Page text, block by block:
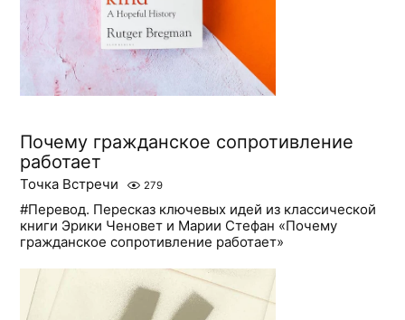
Почему гражданское сопротивление
работает
Точка Встречи 279
#Перевод. Пересказ ключевых идей из классической
книги Эрики Ченовет и Марии Стефан «Почему
гражданское сопротивление работает»